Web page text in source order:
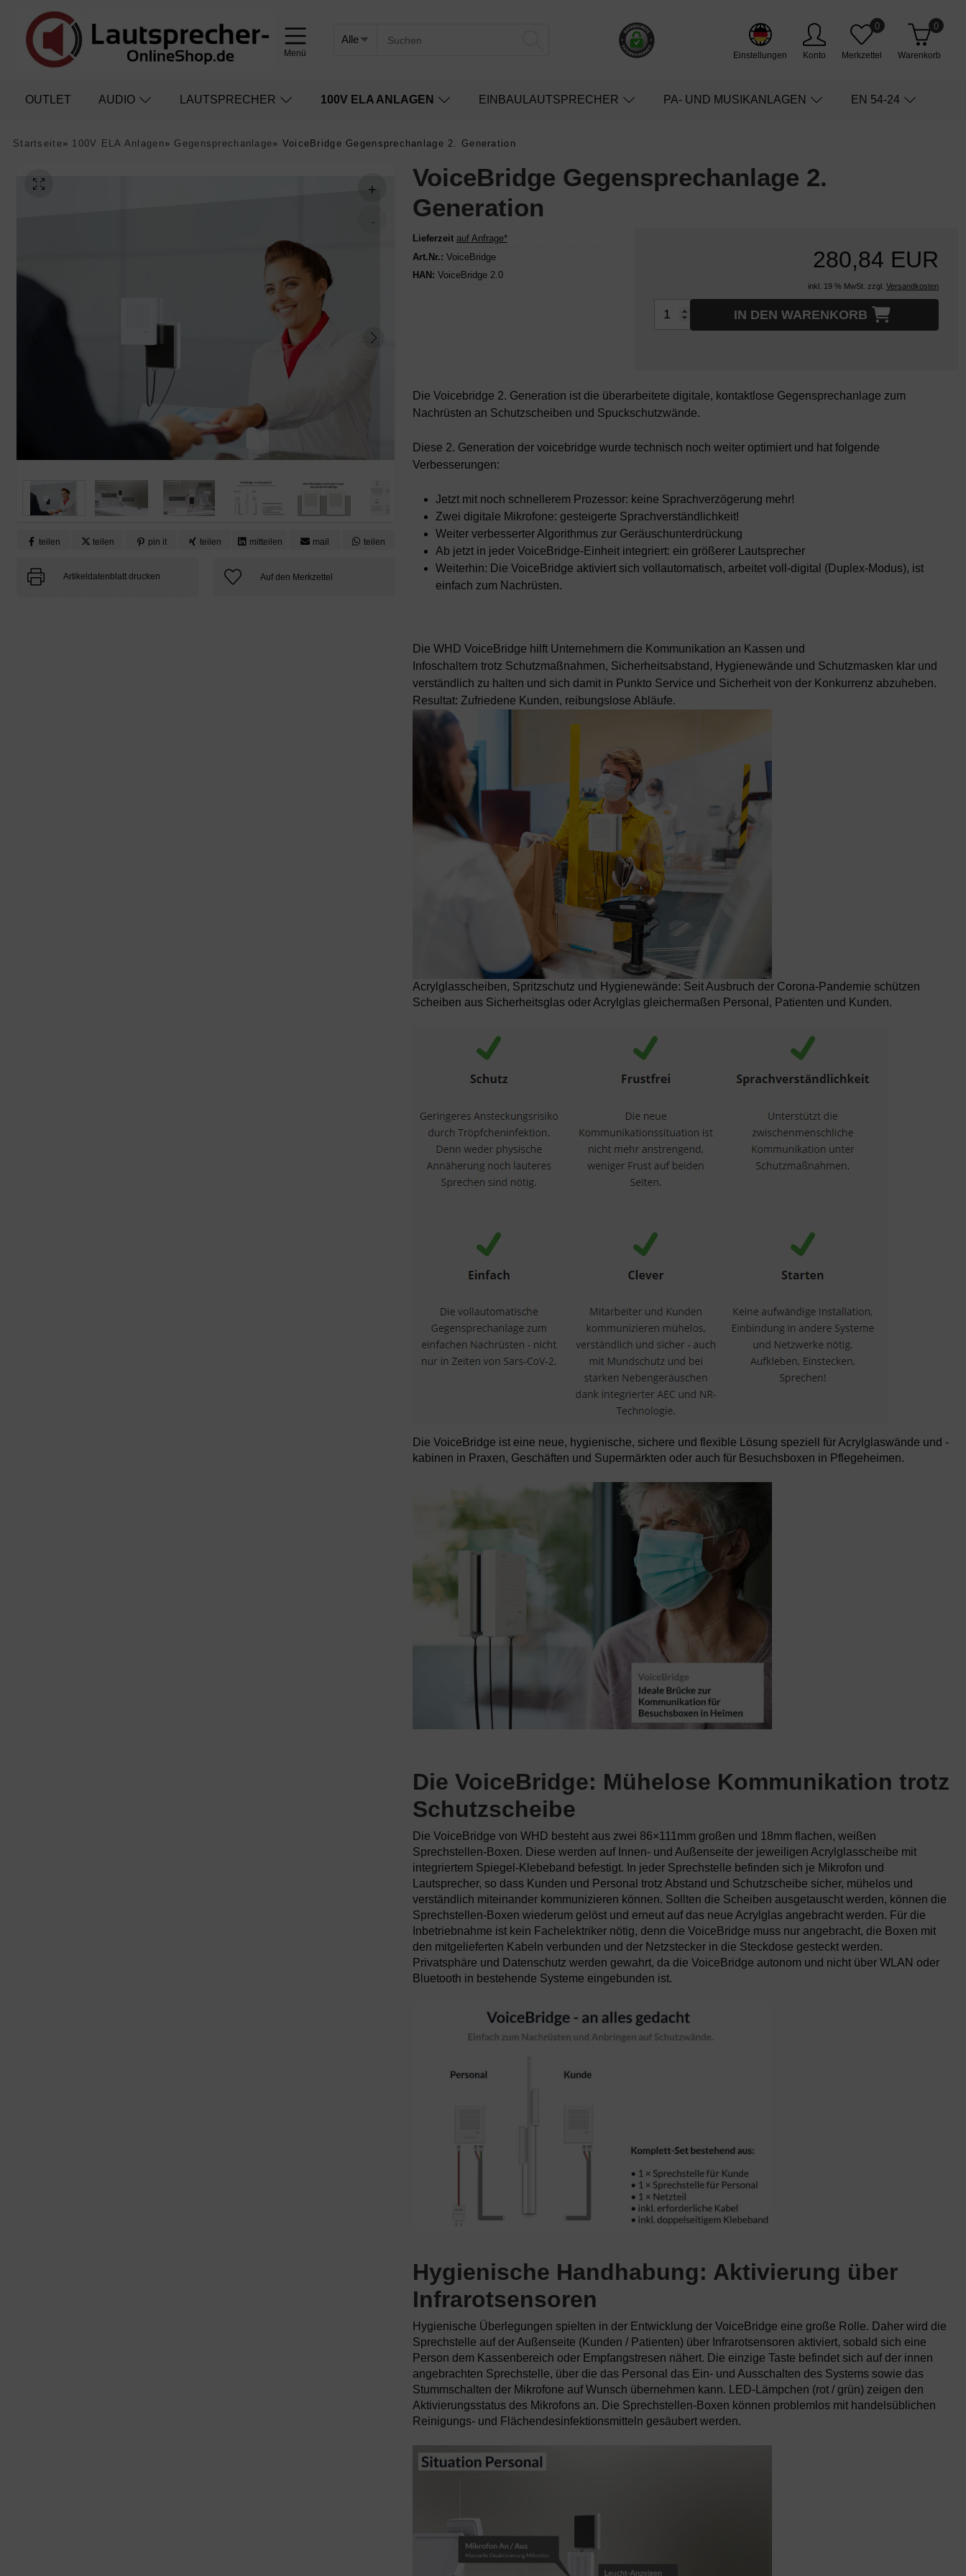
Menü Einstellungen Konto Merkzettel
0
Warenkorb
0
OUTLET AUDIO LAUTSPRECHER 100V ELA ANLAGEN EINBAULAUTSPRECHER PA- UND MUSIKANLAGEN EN 54-24
Startseite» 100V ELA Anlagen » Gegensprechanlage» VoiceBridge Gegensprechanlage 2. Generation
teilen teilen pin it teilen mitteilen mail teilen
Artikeldatenblatt drucken
VoiceBridge Gegensprechanlage 2.
Generation
Lieferzeit auf Anfrage*
Art.Nr.: VoiceBridge
HAN: VoiceBridge 2.0
280,84 EUR
inkl. 19 % MwSt. zzgl. Versandkosten
IN DEN WARENKORB
Die Voicebridge 2. Generation ist die überarbeitete digitale, kontaktlose Gegensprechanlage zum
Nachrüsten an Schutzscheiben und Spuckschutzwände.
Diese 2. Generation der voicebridge wurde technisch noch weiter optimiert und hat folgende
Verbesserungen:
Jetzt mit noch schnellerem Prozessor: keine Sprachverzögerung mehr!
Zwei digitale Mikrofone: gesteigerte Sprachverständlichkeit!
Weiter verbesserter Algorithmus zur Geräuschunterdrückung
Ab jetzt in jeder VoiceBridge-Einheit integriert: ein größerer Lautsprecher
Weiterhin: Die VoiceBridge aktiviert sich vollautomatisch, arbeitet voll-digital (Duplex-Modus), ist
einfach zum Nachrüsten.
Die WHD VoiceBridge hilft Unternehmern die Kommunikation an Kassen und
Infoschaltern trotz Schutzmaßnahmen, Sicherheitsabstand, Hygienewände und Schutzmasken klar und
verständlich zu halten und sich damit in Punkto Service und Sicherheit von der Konkurrenz abzuheben.
Resultat: Zufriedene Kunden, reibungslose Abläufe.
Acrylglasscheiben, Spritzschutz und Hygienewände: Seit Ausbruch der Corona-Pandemie schützen
Scheiben aus Sicherheitsglas oder Acrylglas gleichermaßen Personal, Patienten und Kunden.
Die VoiceBridge ist eine neue, hygienische, sichere und flexible Lösung speziell für Acrylglaswände und -
kabinen in Praxen, Geschäften und Supermärkten oder auch für Besuchsboxen in Pflegeheimen.
Die VoiceBridge: Mühelose Kommunikation trotz
Schutzscheibe
Die VoiceBridge von WHD besteht aus zwei 86×111mm großen und 18mm flachen, weißen
Sprechstellen-Boxen. Diese werden auf Innen- und Außenseite der jeweiligen Acrylglasscheibe mit
integriertem Spiegel-Klebeband befestigt. In jeder Sprechstelle befinden sich je Mikrofon und
Lautsprecher, so dass Kunden und Personal trotz Abstand und Schutzscheibe sicher, mühelos und
verständlich miteinander kommunizieren können. Sollten die Scheiben ausgetauscht werden, können die
Sprechstellen-Boxen wiederum gelöst und erneut auf das neue Acrylglas angebracht werden. Für die
Inbetriebnahme ist kein Fachelektriker nötig, denn die VoiceBridge muss nur angebracht, die Boxen mit
den mitgelieferten Kabeln verbunden und der Netzstecker in die Steckdose gesteckt werden.
Privatsphäre und Datenschutz werden gewahrt, da die VoiceBridge autonom und nicht über WLAN oder
Bluetooth in bestehende Systeme eingebunden ist.
Hygienische Handhabung: Aktivierung über
Infrarotsensoren
Hygienische Überlegungen spielten in der Entwicklung der VoiceBridge eine große Rolle. Daher wird die
Sprechstelle auf der Außenseite (Kunden / Patienten) über Infrarotsensoren aktiviert, sobald sich eine
Person dem Kassenbereich oder Empfangstresen nähert. Die einzige Taste befindet sich auf der innen
angebrachten Sprechstelle, über die das Personal das Ein- und Ausschalten des Systems sowie das
Stummschalten der Mikrofone auf Wunsch übernehmen kann. LED-Lämpchen (rot / grün) zeigen den
Aktivierungsstatus des Mikrofons an. Die Sprechstellen-Boxen können problemlos mit handelsüblichen
Reinigungs- und Flächendesinfektionsmitteln gesäubert werden.